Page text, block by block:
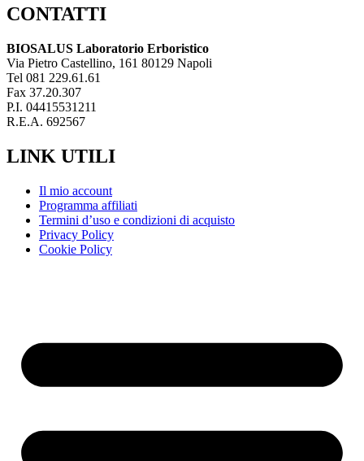
CONTATTI
BIOSALUS Laboratorio Erboristico
Via Pietro Castellino, 161 80129 Napoli
Tel 081 229.61.61
Fax 37.20.307
P.I. 04415531211
R.E.A. 692567
LINK UTILI
Il mio account
Programma affiliati
Termini d’uso e condizioni di acquisto
Privacy Policy
Cookie Policy